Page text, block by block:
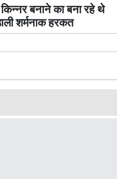
बनाने का बना रहे थे
शर्मनाक हरकत